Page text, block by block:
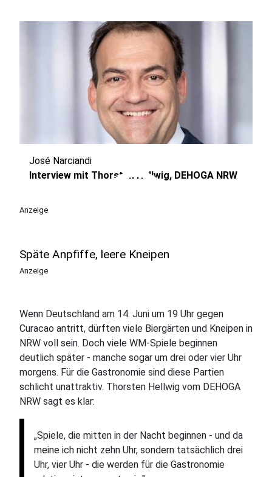
play_circle
José Narciandi
Interview mit Thorsten Hellwig, DEHOGA NRW
Anzeige
Späte Anpfiffe, leere Kneipen
Anzeige
Wenn Deutschland am 14. Juni um 19 Uhr gegen
Curacao antritt, dürften viele Biergärten und Kneipen in
NRW voll sein. Doch viele WM-Spiele beginnen
deutlich später - manche sogar um drei oder vier Uhr
morgens. Für die Gastronomie sind diese Partien
schlicht unattraktiv. Thorsten Hellwig vom DEHOGA
NRW sagt es klar:
„Spiele, die mitten in der Nacht beginnen - und da
meine ich nicht zehn Uhr, sondern tatsächlich drei
Uhr, vier Uhr - die werden für die Gastronomie